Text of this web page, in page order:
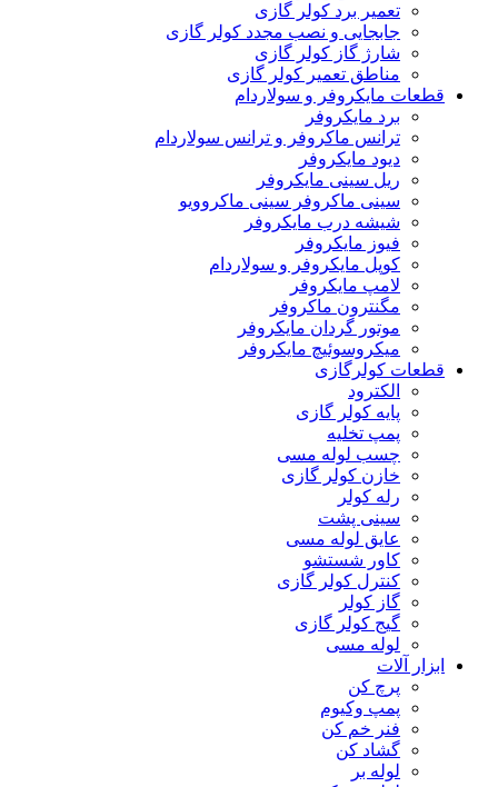
تعمیر برد کولر گازی
جابجایی و نصب مجدد کولر گازی
شارژ گاز کولر گازی
مناطق تعمیر کولر گازی
قطعات مایکروفر و سولاردام
برد مایکروفر
ترانس ماکروفر و ترانس سولاردام
دیود مایکروفر
ریل سینی مایکروفر
سینی ماکروفر سینی ماکروویو
شیشه درب مایکروفر
فیوز مایکروفر
کوپل مایکروفر و سولاردام
لامپ مایکروفر
مگنترون ماکروفر
موتور گردان مایکروفر
میکروسوئیچ مایکروفر
قطعات کولرگازی
الکترود
پایه کولر گازی
پمپ تخلیه
چسب لوله مسی
خازن کولر گازی
رله کولر
سینی پشت
عایق لوله مسی
کاور شستشو
کنترل کولر گازی
گاز کولر
گیج کولر گازی
لوله مسی
ابزار آلات
پرچ کن
پمپ وکیوم
فنر خم کن
گشاد کن
لوله بر